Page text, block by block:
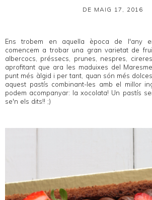
DE MAIG 17, 2016
Ens trobem en aquella època de l'any
comencem a trobar una gran varietat de
albercocs, préssecs, prunes, nespres,
aprofitant que ara les maduixes del
punt més àlgid i per tant, quan són més
aquest pastís combinant-les amb el millor
podem acompanyar: la xocolata! Un pastís
se'n els dits!! ;)